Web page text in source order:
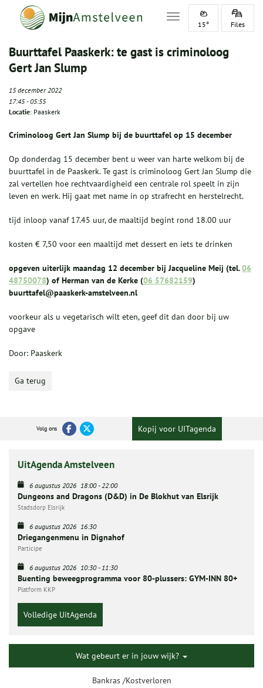
Toggle navigation
15° Files
Buurttafel Paaskerk: te gast is criminoloog
Gert Jan Slump
15 december 2022
17:45-05:55
Locatie: Paaskerk
Criminoloog Gert Jan Slump bij de buurttafel op 15 december
Op donderdag 15 december bent u weer van harte welkom bij de
buurttafel in de Paaskerk. Te gast is criminoloog Gert Jan Slump die
zal vertellen hoe rechtvaardigheid een centrale rol speelt in zijn
leven en werk. Hij gaat met name in op strafrecht en herstelrecht.
tijd inloop vanaf 17.45 uur, de maaltijd begint rond 18.00 uur
kosten € 7,50 voor een maaltijd met dessert en iets te drinken
opgeven uiterlijk maandag 12 december bij Jacqueline Meij (tel.06
48750078) of Herman van de Kerke (06 57682159)
buurttafel@paaskerk-amstelveen.nl
voorkeur als u vegetarisch wilt eten, geef dit dan door bij uw
opgave
Door: Paaskerk
Ga terug
Volg ons Kopij voor UITagenda
UitAgenda Amstelveen
6 augustus 2026 18:00-22:00
Dungeons and Dragons (D&D) in De Blokhut van Elsrijk
Stadsdorp Elsrijk
6 augustus 2026 16:30
Driegangenmenu in Dignahof
Participe
6 augustus 2026 10:30-11:30
Buenting beweegprogramma voor 80-plussers: GYM-INN 80+
Platform KKP
Volledige UitAgenda
Wat gebeurt er in jouw wijk?
Bankras /Kostverloren